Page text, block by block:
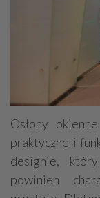
Osłony
praktyczne i
designie,
powinien